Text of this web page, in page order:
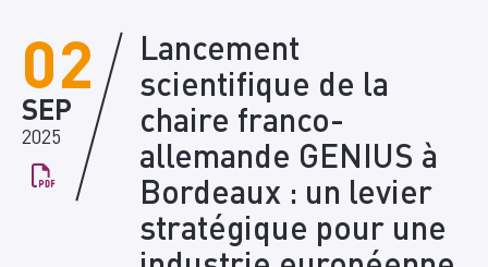
02
SEP
2025
Lancement
scientifique de la
chaire franco-
allemande GENIUS à
Bordeaux : un levier
stratégique pour une